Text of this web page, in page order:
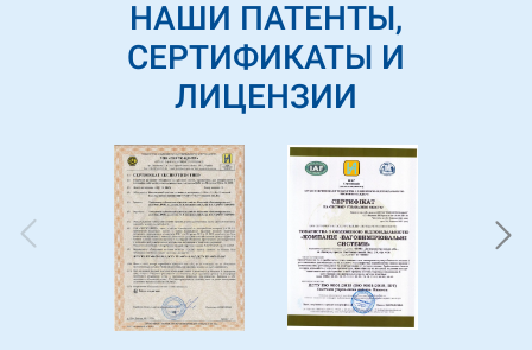
продолжение успешного и
взаимовыгодного сотрудничества в
будущих проектах.
НАШИ ПАТЕНТЫ,
СЕРТИФИКАТЫ И
ЛИЦЕНЗИИ